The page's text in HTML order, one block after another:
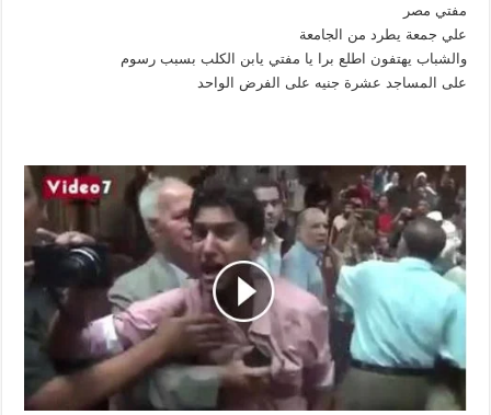
‏مفتي مصر
علي جمعة يطرد من الجامعة
والشباب يهتفون اطلع برا يا مفتي يابن الكلب بسبب رسوم
على المساجد عشرة جنيه على الفرض الواحد